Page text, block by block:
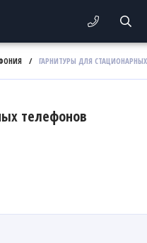
/ ГАРНИТУРЫ ДЛЯ
телефонов